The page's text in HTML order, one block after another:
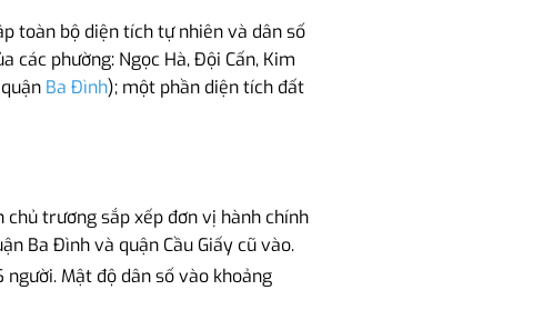
toàn bộ diện tích tự nhiên và dân số
các phường: Ngọc Hà, Đội Cấn, Kim
Ba Đình); một phần diện tích đất
trương sắp xếp đơn vị hành chính
Ba Đình và quận Cầu Giấy cũ vào.
Mật độ dân số vào khoảng